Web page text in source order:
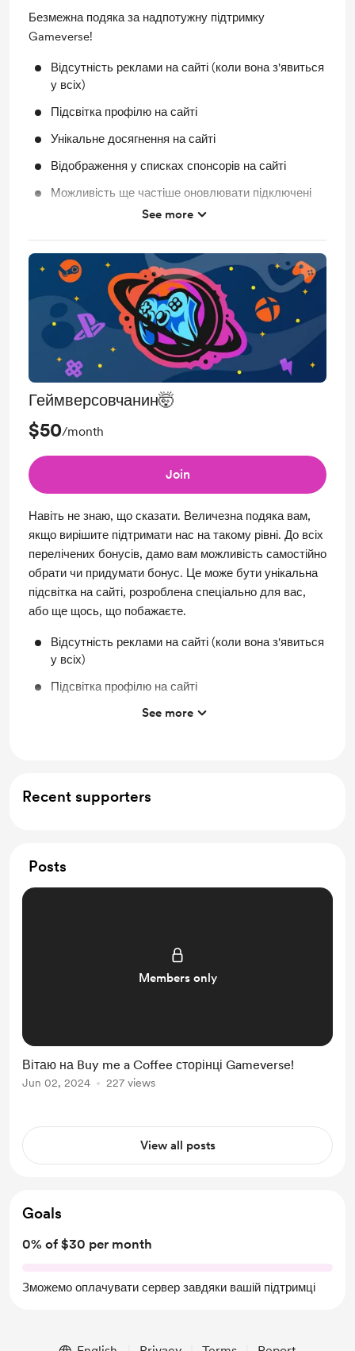
Безмежна подяка за надпотужну підтримку
Gameverse!
Відсутність реклами на сайті (коли вона з'явиться
у всіх)
Підсвітка профілю на сайті
Унікальне досягнення на сайті
Відображення у списках спонсорів на сайті
Можливість ще частіше оновлювати підключені
Регулярне автоматичне оновлення підключених
профілів
Ранній доступ до нового функціоналу
Можливість поспілкуватись з редакцією у
зручний для вас спосіб
Можливість пропонувати новий функціонал для
сайту, який ми намагатимемось додати
See more
Геймверсовчанин🤯
$50/month
Join
Навіть не знаю, що сказати. Величезна подяка вам,
якщо вирішите підтримати нас на такому рівні. До всіх
перелічених бонусів, дамо вам можливість самостійно
обрати чи придумати бонус. Це може бути унікальна
підсвітка на сайті, розроблена спеціально для вас,
або ще щось, що побажаєте.
Відсутність реклами на сайті (коли вона з'явиться
у всіх)
Підсвітка профілю на сайті
Унікальне досягнення на сайті
сайту, який ми намагатимемось додати
See more
Recent supporters
Posts
Members only
Вітаю на Buy me a Coffee сторінці Gameverse!
Jun 02, 2024 227 views
View all posts
Goals
0% of $30 per month
Зможемо оплачувати сервер завдяки вашій підтримці